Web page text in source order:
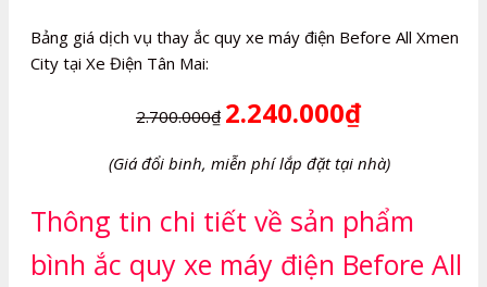
Bảng giá dịch vụ thay ắc quy xe máy điện Before All Xmen
City tại Xe Điện Tân Mai:
2.700.000₫ 2.240.000₫
(Giá đổi binh, miễn phí lắp đặt tại nhà)
Thông tin chi tiết về sản phẩm
bình ắc quy xe máy điện Before All